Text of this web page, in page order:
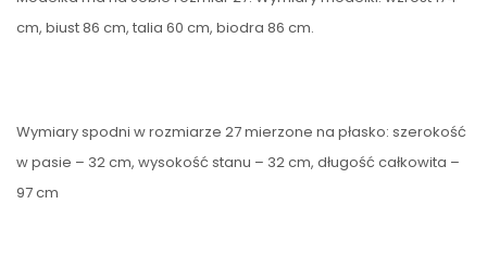
cm, biust 86 cm, talia 60 cm, biodra 86 cm.
Wymiary spodni w rozmiarze 27 mierzone na płasko: szerokość
w pasie – 32 cm, wysokość stanu – 32 cm, długość całkowita –
97 cm